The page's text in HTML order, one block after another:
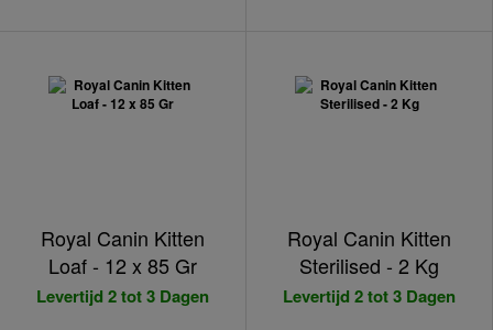
Royal Canin Kitten
Loaf - 12 x 85 Gr
Levertijd 2 tot 3 Dagen
Royal Canin Kitten
Sterilised - 2 Kg
Levertijd 2 tot 3 Dagen